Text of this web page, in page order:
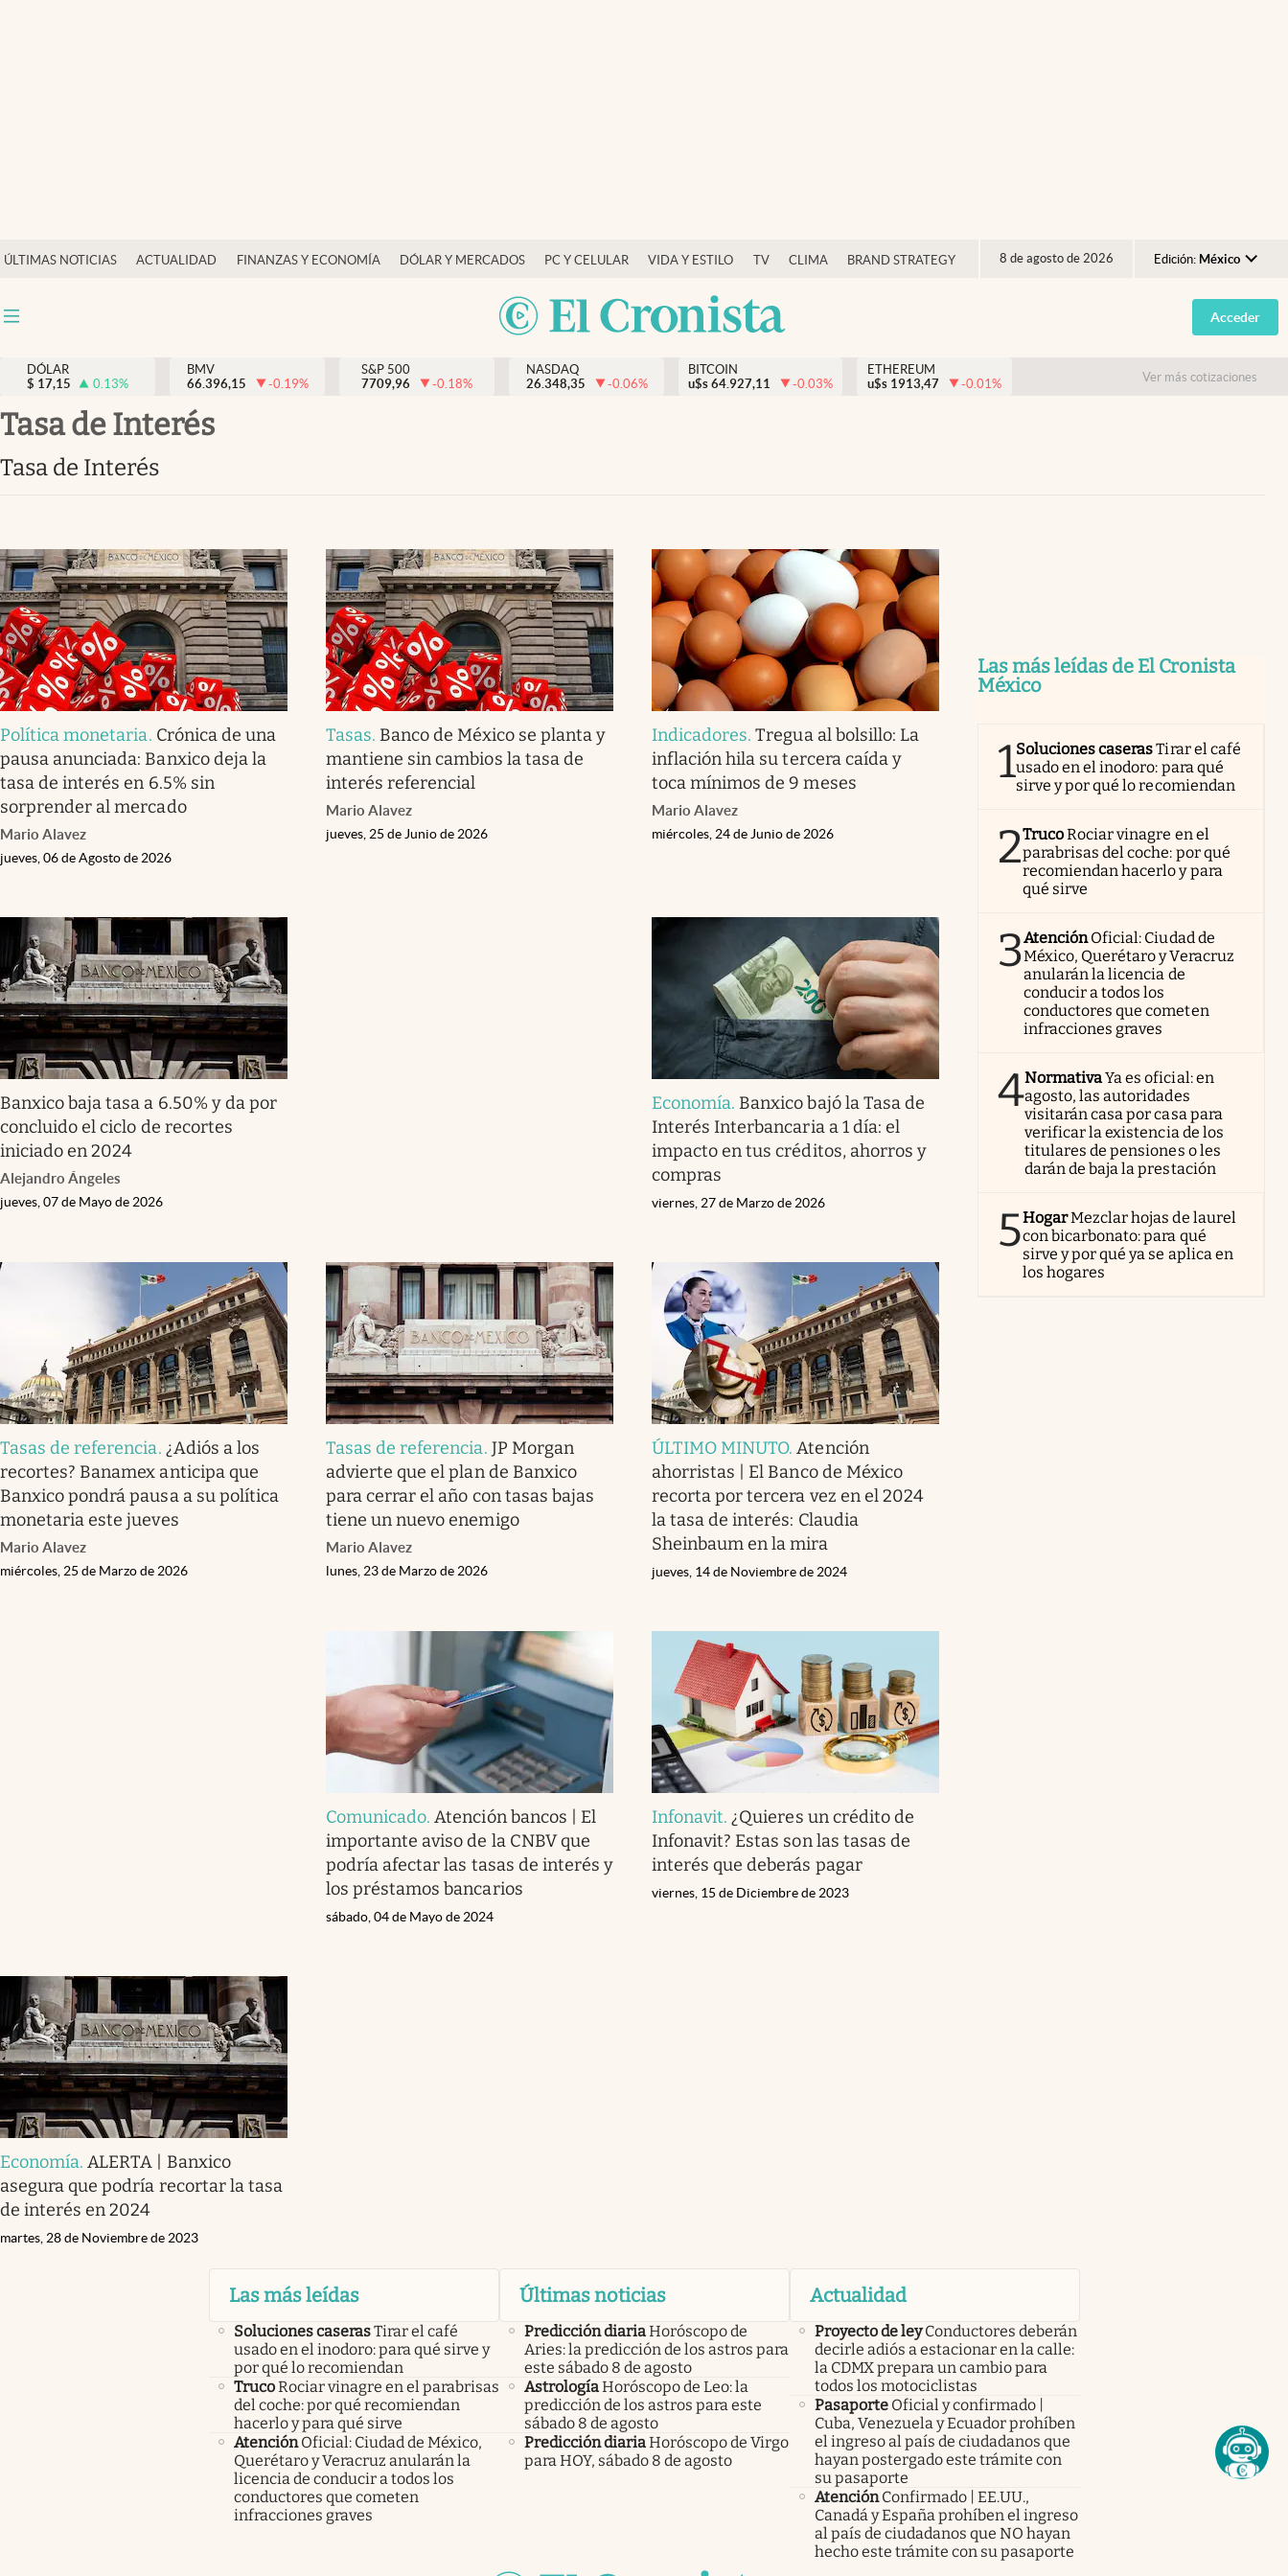
ÚLTIMAS NOTICIAS ACTUALIDAD FINANZAS Y ECONOMÍA DÓLAR Y MERCADOS PC Y CELULAR VIDA Y ESTILO TV CLIMA BRAND STRATEGY 8 de agosto de 2026 Edición: México
Argentina
España
USA
Opinión
Vida y estilo
Clima
Espiritualidad
abre en nueva pestaña
Acceder
DÓLAR
$ 17,15 0.13%
BMV
66.396,15
-0.19%
S&P 500
7709,96
-0.18%
NASDAQ
26.348,35
-0.06%
BITCOIN
u$s 64.927,11 -0.03%
ETHEREUM
u$s 1913,47 -0.01% Ver más cotizaciones
Tasa de Interés
Tasa de Interés
Política monetaria. Crónica de una
pausa anunciada: Banxico deja la
tasa de interés en 6.5% sin
sorprender al mercado
Mario Alavez
jueves, 06 de Agosto de 2026
Tasas. Banco de México se planta y
mantiene sin cambios la tasa de
interés referencial
Mario Alavez
jueves, 25 de Junio de 2026
Indicadores.Tregua al bolsillo: La
inflación hila su tercera caída y
toca mínimos de 9 meses
Mario Alavez
miércoles, 24 de Junio de 2026
Banxico baja tasa a 6.50% y da por
concluido el ciclo de recortes
iniciado en 2024
Alejandro Ángeles
jueves, 07 de Mayo de 2026
Economía. Banxico bajó la Tasa de
Interés Interbancaria a 1 día: el
impacto en tus créditos, ahorros y
compras
viernes, 27 de Marzo de 2026
Tasas de referencia. ¿Adiós a los
recortes? Banamex anticipa que
Banxico pondrá pausa a su política
monetaria este jueves
Mario Alavez
miércoles, 25 de Marzo de 2026
Tasas de referencia. JP Morgan
advierte que el plan de Banxico
para cerrar el año con tasas bajas
tiene un nuevo enemigo
Mario Alavez
lunes, 23 de Marzo de 2026
ÚLTIMO MINUTO.Atención
ahorristas | El Banco de México
recorta por tercera vez en el 2024
la tasa de interés: Claudia
Sheinbaum en la mira
jueves, 14 de Noviembre de 2024
Comunicado.Atención bancos | El
importante aviso de la CNBV que
podría afectar las tasas de interés y
los préstamos bancarios
sábado, 04 de Mayo de 2024
Infonavit. ¿Quieres un crédito de
Infonavit? Estas son las tasas de
interés que deberás pagar
viernes, 15 de Diciembre de 2023
Economía.ALERTA | Banxico
asegura que podría recortar la tasa
de interés en 2024
martes, 28 de Noviembre de 2023
Las más leídas de El Cronista
México
1Soluciones caserasTirar el café
usado en el inodoro: para qué
sirve y por qué lo recomiendan
2TrucoRociar vinagre en el
parabrisas del coche: por qué
recomiendan hacerlo y para
qué sirve
3AtenciónOficial: Ciudad de
México, Querétaro y Veracruz
anularán la licencia de
conducir a todos los
conductores que cometen
infracciones graves
4NormativaYa es oficial: en
agosto, las autoridades
visitarán casa por casa para
verificar la existencia de los
titulares de pensiones o les
darán de baja la prestación
5HogarMezclar hojas de laurel
con bicarbonato: para qué
sirve y por qué ya se aplica en
los hogares
Las más leídas
Soluciones caserasTirar el café
usado en el inodoro: para qué sirve y
por qué lo recomiendan
TrucoRociar vinagre en el parabrisas
del coche: por qué recomiendan
hacerlo y para qué sirve
Atención Oficial: Ciudad de México,
Querétaro y Veracruz anularán la
licencia de conducir a todos los
conductores que cometen
infracciones graves
Últimas noticias
Predicción diariaHoróscopo de
Aries: la predicción de los astros para
este sábado 8 de agosto
AstrologíaHoróscopo de Leo: la
predicción de los astros para este
sábado 8 de agosto
Predicción diariaHoróscopo de Virgo
para HOY, sábado 8 de agosto
Actualidad
Proyecto de ley Conductores deberán
decirle adiós a estacionar en la calle:
la CDMX prepara un cambio para
todos los motociclistas
Pasaporte Oficial y confirmado |
Cuba, Venezuela y Ecuador prohíben
el ingreso al país de ciudadanos que
hayan postergado este trámite con
su pasaporte
Atención Confirmado | EE.UU.,
Canadá y España prohíben el ingreso
al país de ciudadanos que NO hayan
hecho este trámite con su pasaporte